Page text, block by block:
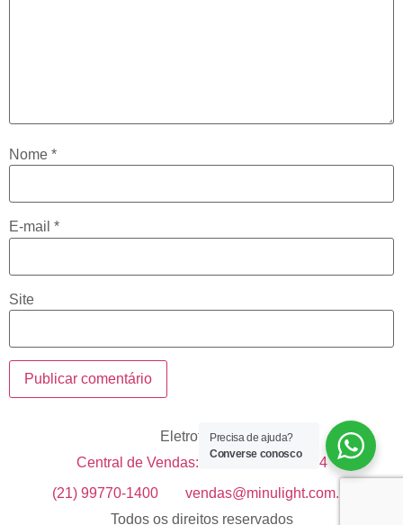
Nome *
E-mail *
Site
Eletrotécnica
Central de Vendas: +55 21 99633-1514
(21) 99770-1400
vendas@minulight.com.br
Todos os direitos reservados
Precisa de ajuda?
Converse conosco